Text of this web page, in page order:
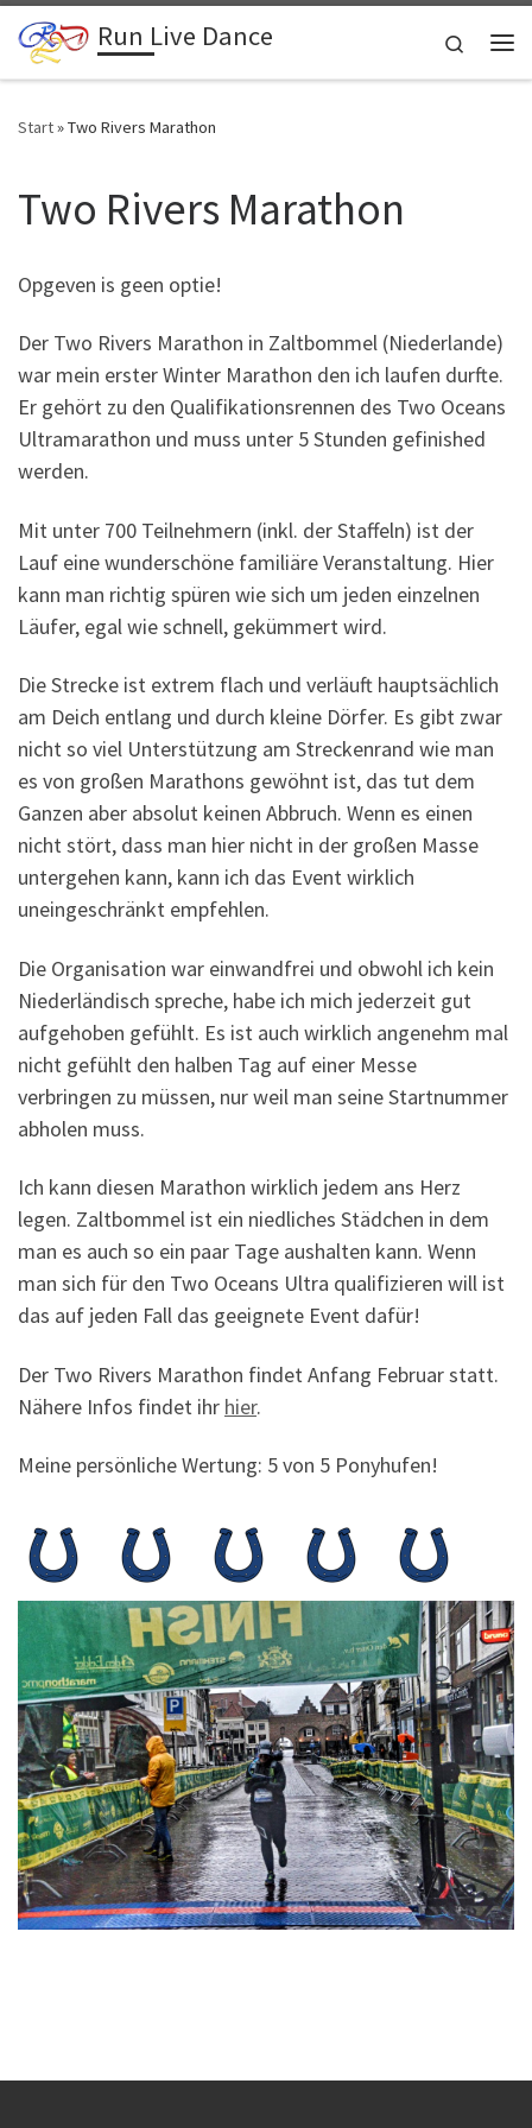
Zum Inhalt springen
Run Live Dance
Search
Start»Two Rivers Marathon
Two Rivers Marathon
Opgeven is geen optie!
Der Two Rivers Marathon in Zaltbommel (Niederlande)
war mein erster Winter Marathon den ich laufen durfte.
Er gehört zu den Qualifikationsrennen des Two Oceans
Ultramarathon und muss unter 5 Stunden gefinished
werden.
Mit unter 700 Teilnehmern (inkl. der Staffeln) ist der
Lauf eine wunderschöne familiäre Veranstaltung. Hier
kann man richtig spüren wie sich um jeden einzelnen
Läufer, egal wie schnell, gekümmert wird.
Die Strecke ist extrem flach und verläuft hauptsächlich
am Deich entlang und durch kleine Dörfer. Es gibt zwar
nicht so viel Unterstützung am Streckenrand wie man
es von großen Marathons gewöhnt ist, das tut dem
Ganzen aber absolut keinen Abbruch. Wenn es einen
nicht stört, dass man hier nicht in der großen Masse
untergehen kann, kann ich das Event wirklich
uneingeschränkt empfehlen.
Die Organisation war einwandfrei und obwohl ich kein
Niederländisch spreche, habe ich mich jederzeit gut
aufgehoben gefühlt. Es ist auch wirklich angenehm mal
nicht gefühlt den halben Tag auf einer Messe
verbringen zu müssen, nur weil man seine Startnummer
abholen muss.
Ich kann diesen Marathon wirklich jedem ans Herz
legen. Zaltbommel ist ein niedliches Städchen in dem
man es auch so ein paar Tage aushalten kann. Wenn
man sich für den Two Oceans Ultra qualifizieren will ist
das auf jeden Fall das geeignete Event dafür!
Der Two Rivers Marathon findet Anfang Februar statt.
Nähere Infos findet ihr hier.
Meine persönliche Wertung: 5 von 5 Ponyhufen!